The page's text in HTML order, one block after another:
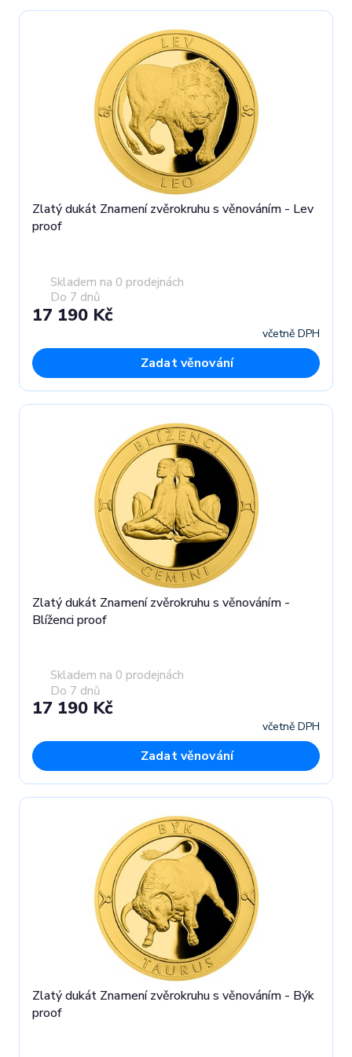
Zlatý dukát Znamení zvěrokruhu s věnováním - Lev
proof
Skladem na 0 prodejnách
Do 7 dnů
17 190 Kč
včetně DPH
Zadat věnování
Zlatý dukát Znamení zvěrokruhu s věnováním -
Blíženci proof
Skladem na 0 prodejnách
Do 7 dnů
17 190 Kč
včetně DPH
Zadat věnování
Zlatý dukát Znamení zvěrokruhu s věnováním - Býk
proof